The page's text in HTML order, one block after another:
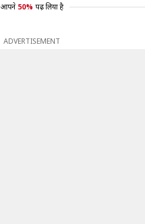
आपने 50% पढ़ लिया है
ADVERTISEMENT